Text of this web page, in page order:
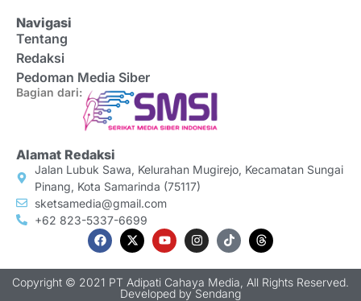
Navigasi
Tentang
Redaksi
Pedoman Media Siber
Bagian dari:
Alamat Redaksi
Jalan Lubuk Sawa, Kelurahan Mugirejo, Kecamatan Sungai
Pinang, Kota Samarinda (75117)
sketsamedia@gmail.com
+62 823-5337-6699
Copyright © 2021 PT Adipati Cahaya Media, All Rights Reserved.
Developed bySendang